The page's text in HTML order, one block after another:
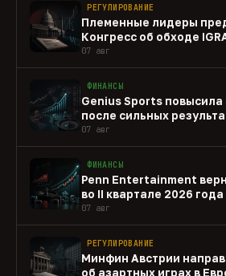
РЕГУЛИРОВАНИЕ
Племенные лидеры
Конгресс об обходе
прогнозов
07 авг
ФИНАНСЫ
Genius Sports повысила
после сильных
07 авг
ФИНАНСЫ
Penn Entertainment
во II квартале 2026 года
07 авг
РЕГУЛИРОВАНИЕ
Минфин Австрии
об азартных играх в